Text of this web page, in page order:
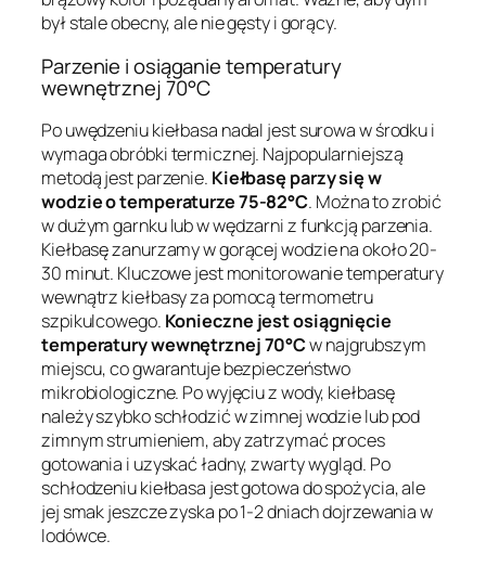
był stale obecny, ale nie gęsty i gorący.
Parzenie i osiąganie temperatury
wewnętrznej 70°C
Po uwędzeniu kiełbasa nadal jest surowa w środku i
wymaga obróbki termicznej. Najpopularniejszą
metodą jest parzenie. Kiełbasę parzy się w
wodzie o temperaturze 75-82°C. Można to zrobić
w dużym garnku lub w wędzarni z funkcją parzenia.
Kiełbasę zanurzamy w gorącej wodzie na około 20-
30 minut. Kluczowe jest monitorowanie temperatury
wewnątrz kiełbasy za pomocą termometru
szpikulcowego. Konieczne jest osiągnięcie
temperatury wewnętrznej 70°Cw najgrubszym
miejscu, co gwarantuje bezpieczeństwo
mikrobiologiczne. Po wyjęciu z wody, kiełbasę
należy szybko schłodzić w zimnej wodzie lub pod
zimnym strumieniem, aby zatrzymać proces
gotowania i uzyskać ładny, zwarty wygląd. Po
schłodzeniu kiełbasa jest gotowa do spożycia, ale
jej smak jeszcze zyska po 1-2 dniach dojrzewania w
lodówce.